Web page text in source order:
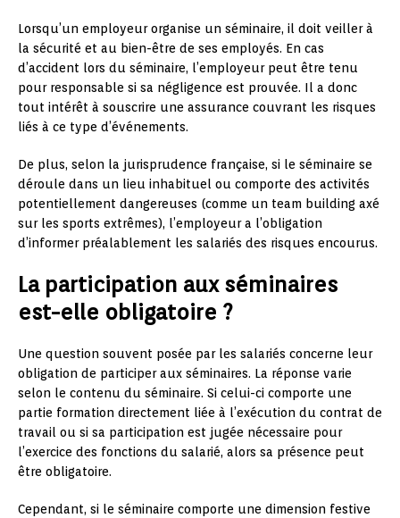
Lorsqu’un employeur organise un séminaire, il doit veiller à
la sécurité et au bien-être de ses employés. En cas
d’accident lors du séminaire, l’employeur peut être tenu
pour responsable si sa négligence est prouvée. Il a donc
tout intérêt à souscrire une assurance couvrant les risques
liés à ce type d’événements.
De plus, selon la jurisprudence française, si le séminaire se
déroule dans un lieu inhabituel ou comporte des activités
potentiellement dangereuses (comme un team building axé
sur les sports extrêmes), l’employeur a l’obligation
d’informer préalablement les salariés des risques encourus.
La participation aux séminaires
est-elle obligatoire ?
Une question souvent posée par les salariés concerne leur
obligation de participer aux séminaires. La réponse varie
selon le contenu du séminaire. Si celui-ci comporte une
partie formation directement liée à l’exécution du contrat de
travail ou si sa participation est jugée nécessaire pour
l’exercice des fonctions du salarié, alors sa présence peut
être obligatoire.
Cependant, si le séminaire comporte une dimension festive